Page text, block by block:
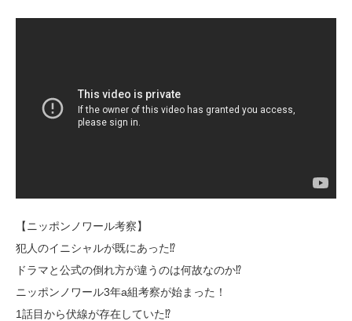
【ニッポンノワール考察】
犯人のイニシャルが既にあった⁉︎
ドラマと公式の倒れ方が違うのは何故なのか⁉︎
ニッポンノワール3年a組考察が始まった！
1話目から伏線が存在していた⁉︎